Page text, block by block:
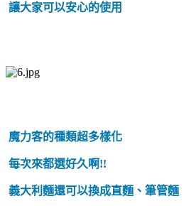
讓大家可以安心的使用
魔力客的種類超多樣化
每次來都選好久啊!!
義大利麵還可以換成直麵、筆管麵